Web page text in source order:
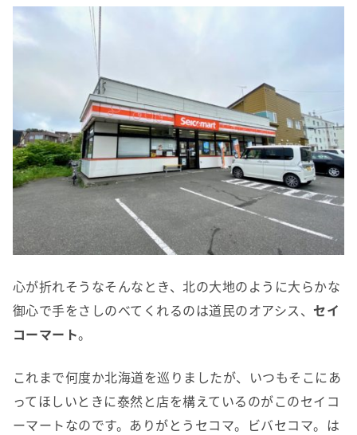
心が折れそうなそんなとき、北の大地のように大らかな
御心で手をさしのべてくれるのは道民のオアシス、セイ
コーマート。
これまで何度か北海道を巡りましたが、いつもそこにあ
ってほしいときに泰然と店を構えているのがこのセイコ
ーマートなのです。ありがとうセコマ。ビバセコマ。は